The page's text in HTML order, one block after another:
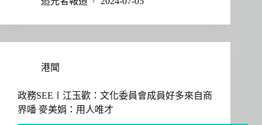
港聞
政務SEE〡江玉歡：文化委員會成員好多來自商
界噃 麥美娟：用人唯才